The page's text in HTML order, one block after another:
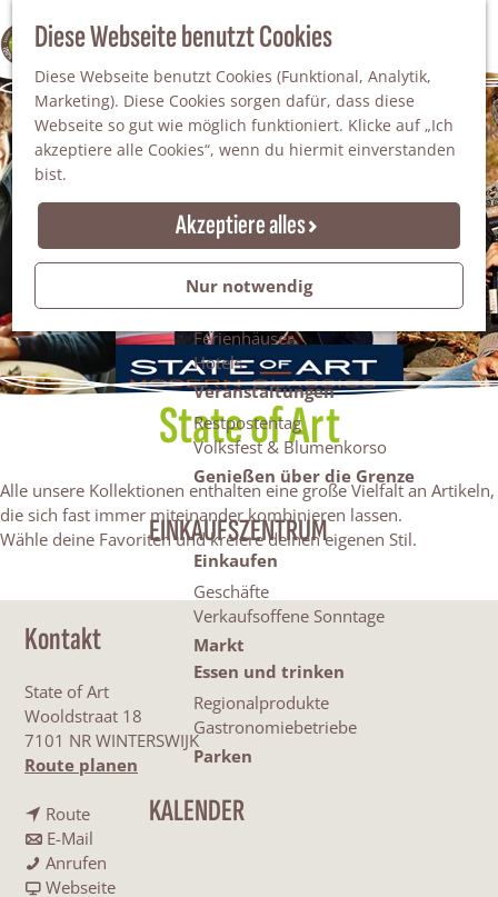
Diese Webseite benutzt Cookies
Diese Webseite benutzt Cookies (Funktional, Analytik,
Marketing). Diese Cookies sorgen dafür, dass diese
Webseite so gut wie möglich funktioniert. Klicke auf „Ich
akzeptiere alle Cookies“, wenn du hiermit einverstanden
bist.
Akzeptiere alles
Nur notwendig
100% WINTERSWIJK
S
u
c
h
e
n
M
e
n
ü
Da staunt man!
Freiheitsbäume
Natur
Naturgebiete
Nationaler Landschaftspark Winterswijk
Der Steingrube
Gärten & Parks
Übernachten
Campingplätze & Ferienparks
Gruppenunterkünfte
Bed & Breakfasts
Ferienhäuser
Hotels
Veranstaltungen
Restpostentag
Volksfest & Blumenkorso
Genießen über die Grenze
EINKAUFSZENTRUM
Einkaufen
Geschäfte
Verkaufsoffene Sonntage
Markt
Essen und trinken
Regionalprodukte
Gastronomiebetriebe
Parken
KALENDER
State of Art
Alle unsere Kollektionen enthalten eine große Vielfalt an Artikeln,
die sich fast immer miteinander kombinieren lassen.
Wähle deine Favoriten und kreiere deinen eigenen Stil.
Kontakt
State of Art
Wooldstraat 18
7101 NR WINTERSWIJK
Route planen
Routeb
i
s
S
E-Mail
i
s
Anrufen
t
Webseitea